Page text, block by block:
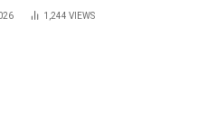
1,244 VIEWS